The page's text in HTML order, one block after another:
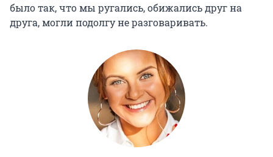
было так, что мы ругались, обижались друг на
друга, могли подолгу не разговаривать.